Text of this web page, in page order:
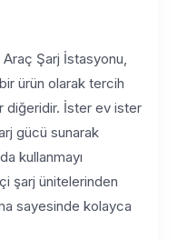
Araç Şarj İstasyonu,
ürün olarak tercih
diğeridir. İster ev ister
gücü sunarak
kullanmayı
şarj ünitelerinden
sayesinde kolayca